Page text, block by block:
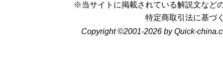
※当サイトに掲載されている解説文など
特定商取引法に基づ
Copyright ©2001-2026 by Quick-